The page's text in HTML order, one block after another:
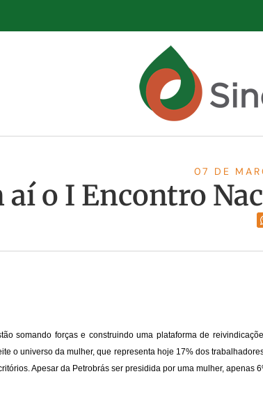
07 DE
aí o I Encontro
somando forças e construindo uma plataforma de
o universo da mulher, que representa hoje 17% dos
Apesar da Petrobrás ser presidida por uma mulher,